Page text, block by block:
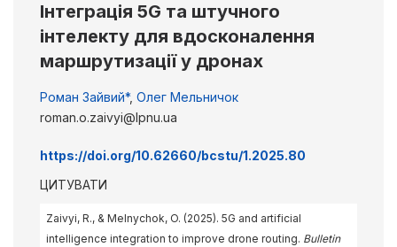
Інтеграція 5G та штучного
інтелекту для вдосконалення
маршрутизації у дронах
Роман Зайвий*, Олег Мельничок
roman.o.zaivyi@lpnu.ua
https://doi.org/10.62660/bcstu/1.2025.80
ЦИТУВАТИ
Zaivyi, R., & Melnychok, O. (2025). 5G and artificial
intelligence integration to improve drone routing. Bulletin